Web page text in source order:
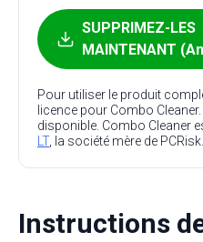
SUPPRIMEZ-LES
MAINTENANT
Pour utiliser le produit
licence pour Combo
disponible. Combo Cleaner
LT, la société mère de PCRisk.
Instructions